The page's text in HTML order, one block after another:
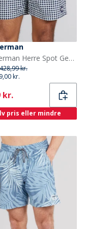
Ben Sherman Herre Spot Geo Badebukser Navy
428,99 kr.
kr.
kr.
pris eller mindre